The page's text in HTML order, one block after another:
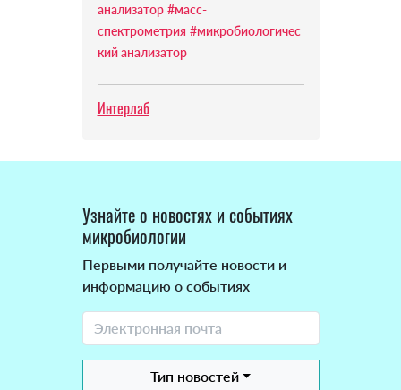
анализатор #масс-
спектрометрия #микробиологичес
кий анализатор
Интерлаб
Узнайте о новостях и событиях
микробиологии
Первыми получайте новости и
информацию о событиях
Тип новостей